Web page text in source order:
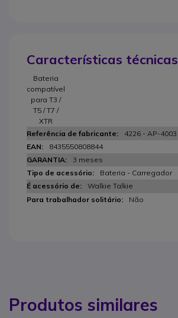
Características técnicas
Bateria
compatível
para T3 /
T5 / T7 /
XTR
4226 - AP-4003
8435550808844
3 meses
Bateria - Carregador
Walkie Talkie
Não
Produtos similares